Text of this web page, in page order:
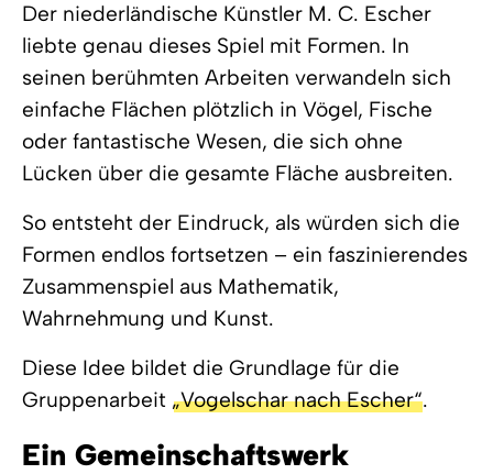
Der niederländische Künstler M. C. Escher
liebte genau dieses Spiel mit Formen. In
seinen berühmten Arbeiten verwandeln sich
einfache Flächen plötzlich in Vögel, Fische
oder fantastische Wesen, die sich ohne
Lücken über die gesamte Fläche ausbreiten.
So entsteht der Eindruck, als würden sich die
Formen endlos fortsetzen – ein faszinierendes
Zusammenspiel aus Mathematik,
Wahrnehmung und Kunst.
Diese Idee bildet die Grundlage für die
Gruppenarbeit „Vogelschar nach Escher“.
Ein Gemeinschaftswerk